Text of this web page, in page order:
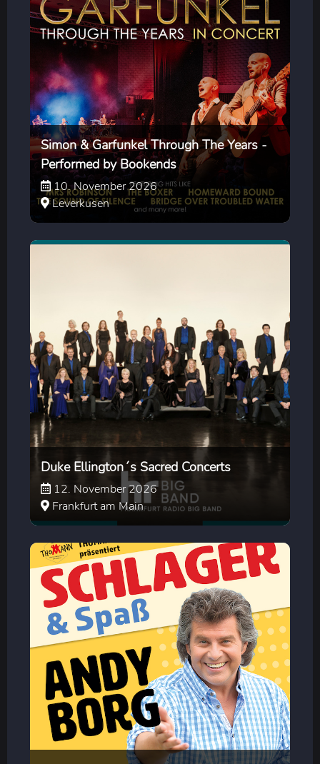
Simon & Garfunkel Through The Years -
Performed by Bookends
10. November 2026
Leverkusen
Duke Ellington´s Sacred Concerts
12. November 2026
Frankfurt am Main